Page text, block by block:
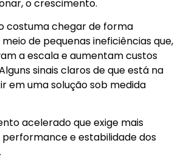
o crescimento.
costuma chegar de forma
de pequenas ineficiências que,
a escala e aumentam custos
sinais claros de que está na
em uma solução sob medida
acelerado que exige mais
e estabilidade dos